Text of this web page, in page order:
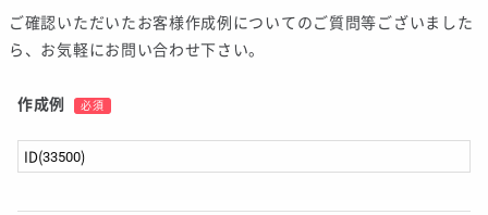
ご確認いただいたお客様作成例についてのご質問等ございました
ら、お気軽にお問い合わせ下さい。
作成例 必須